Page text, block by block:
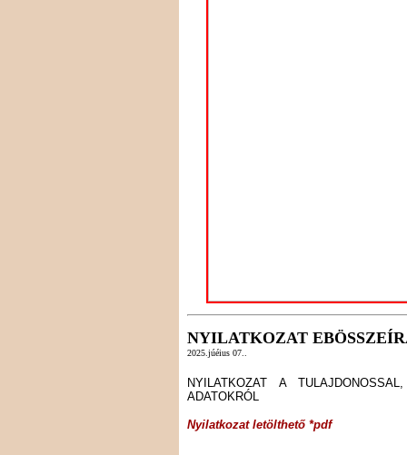
NYILATKOZAT
2025.júéius 07..
NYILATKOZAT A
ADATOKRÓL
Nyilatkozat letölthető *pdf